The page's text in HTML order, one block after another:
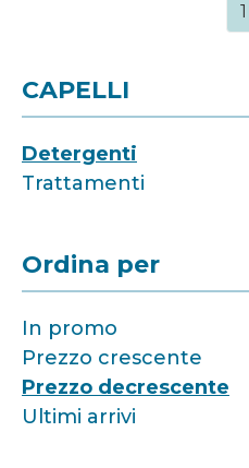
CAPELLI
Detergenti
Trattamenti
Ordina per
In promo
Prezzo crescente
Prezzo decrescente
Ultimi arrivi
1